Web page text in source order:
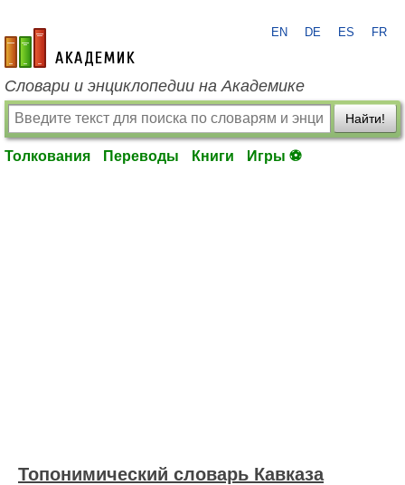
academic.ru
EN DE ES FR
Словари и энциклопедии на Академике
Найти!
Толкования Переводы Книги Игры ⚽
Топонимический словарь Кавказа